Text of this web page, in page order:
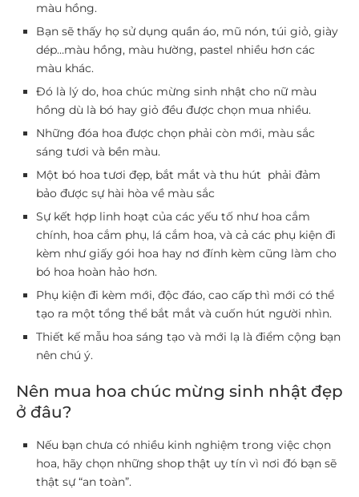
màu hồng.
Bạn sẽ thấy họ sử dụng quần áo, mũ nón, túi giỏ, giày
dép…màu hồng, màu hường, pastel nhiều hơn các
màu khác.
Đó là lý do, hoa chúc mừng sinh nhật cho nữ màu
hồng dù là bó hay giỏ đều được chọn mua nhiều.
Những đóa hoa được chọn phải còn mới, màu sắc
sáng tươi và bền màu.
Một bó hoa tươi đẹp, bắt mắt và thu hút phải đảm
bảo được sự hài hòa về màu sắc
Sự kết hợp linh hoạt của các yếu tố như hoa cắm
chính, hoa cắm phụ, lá cắm hoa, và cả các phụ kiện đi
kèm như giấy gói hoa hay nơ đính kèm cũng làm cho
bó hoa hoàn hảo hơn.
Phụ kiện đi kèm mới, độc đáo, cao cấp thì mới có thể
tạo ra một tổng thể bắt mắt và cuốn hút người nhìn.
Thiết kế mẫu hoa sáng tạo và mới lạ là điểm cộng bạn
nên chú ý.
Nên mua hoa chúc mừng sinh nhật đẹp
ở đâu?
Nếu bạn chưa có nhiều kinh nghiệm trong việc chọn
hoa, hãy chọn những shop thật uy tín vì nơi đó bạn sẽ
thật sự “an toàn”.